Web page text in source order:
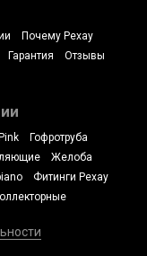
Почему Рехау
Гарантия
Отзывы
Гофротруба
Желоба
Фитинги Рехау